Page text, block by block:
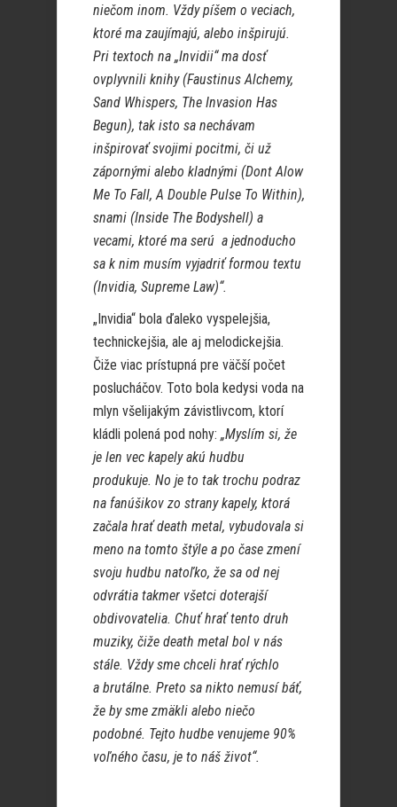
niečom inom. Vždy píšem o veciach,
ktoré ma zaujímajú, alebo inšpirujú.
Pri textoch na „Invidii“ ma dosť
ovplyvnili knihy (Faustinus Alchemy,
Sand Whispers, The Invasion Has
Begun), tak isto sa nechávam
inšpirovať svojimi pocitmi, či už
zápornými alebo kladnými (Dont Alow
Me To Fall, A Double Pulse To Within),
snami (Inside The Bodyshell) a
vecami, ktoré ma serú a jednoducho
sa k nim musím vyjadriť formou textu
(Invidia, Supreme Law)“.
„Invidia“ bola ďaleko vyspelejšia,
technickejšia, ale aj melodickejšia.
Čiže viac prístupná pre väčší počet
poslucháčov. Toto bola kedysi voda na
mlyn všelijakým závistlivcom, ktorí
kládli polená pod nohy: „Myslím si, že
je len vec kapely akú hudbu
produkuje. No je to tak trochu podraz
na fanúšikov zo strany kapely, ktorá
začala hrať death metal, vybudovala si
meno na tomto štýle a po čase zmení
svoju hudbu natoľko, že sa od nej
odvrátia takmer všetci doterajší
obdivovatelia. Chuť hrať tento druh
muziky, čiže death metal bol v nás
stále. Vždy sme chceli hrať rýchlo
a brutálne. Preto sa nikto nemusí báť,
že by sme zmäkli alebo niečo
podobné. Tejto hudbe venujeme 90%
voľného času, je to náš život“.